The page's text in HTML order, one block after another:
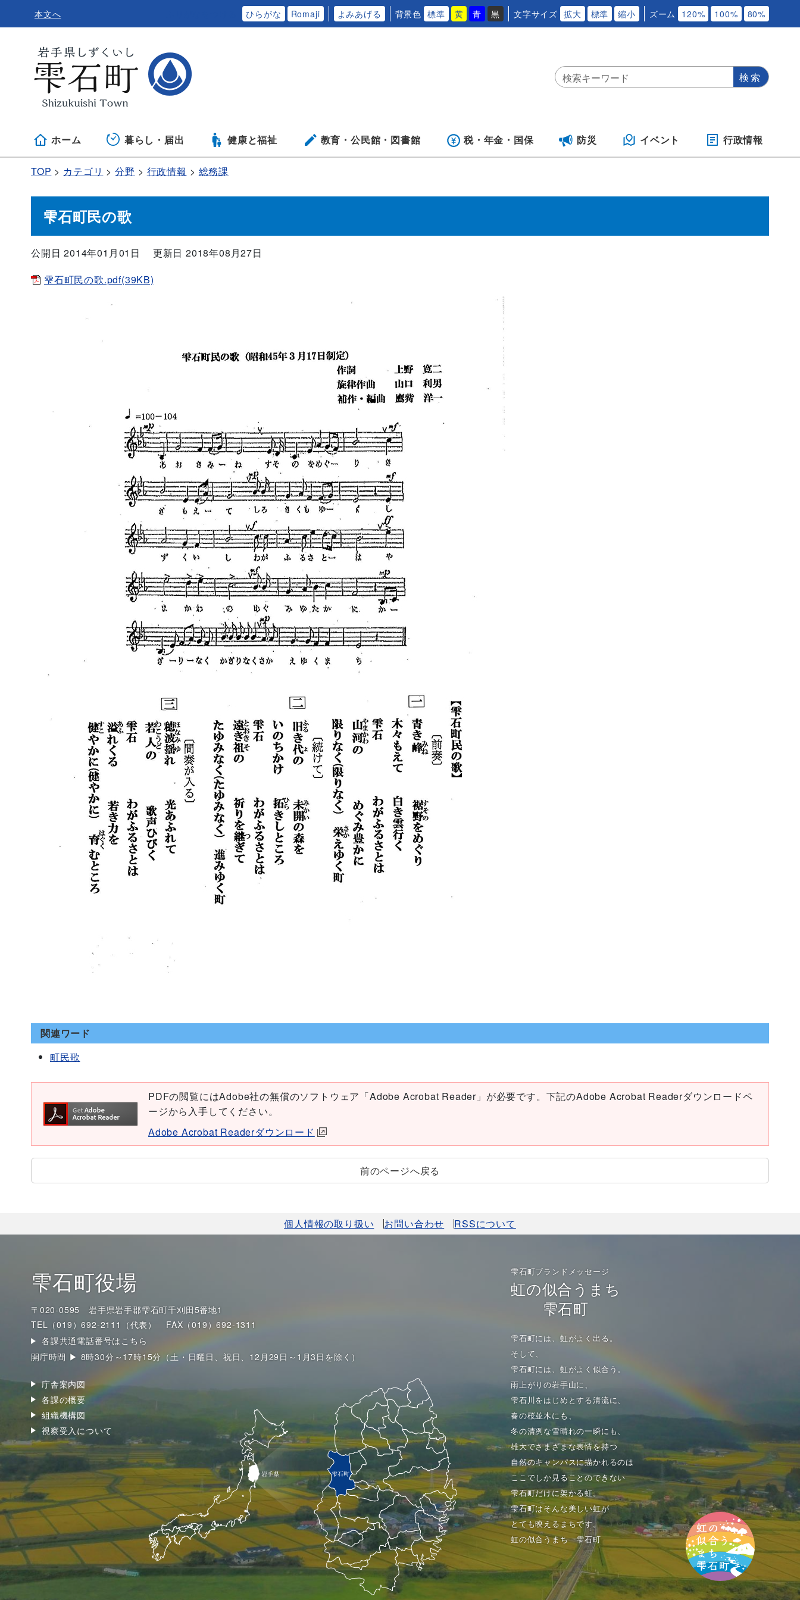
本文へ ひらがな Romaji よみあげる 背景色 標準 黄 青 黒 文字サイズ 拡大 標準 縮小 ズーム 120% 100% 80%
ホーム 暮らし・届出 健康と福祉 教育・公民館・ 図書館 税・年金・ 国保 防災 イベント 行政情報
TOP カテゴリ 分野 行政情報 総務課
雫石町民の歌
公開日 2014年01月01日
更新日 2018年08月27日
雫石町民の歌.pdf(39KB)
関連ワード
町民歌
PDFの閲覧にはAdobe社の無償のソフトウェア「Adobe Acrobat Reader」が必要です。下記のAdobe Acrobat Readerダウンロードペ
ージから入手してください。
Adobe Acrobat Readerダウンロード
前のページへ戻る
個人情報の取り扱い お問い合わせ RSSについて
雫石町役場
〒020-0595 岩手県岩手郡雫石町千刈田5番地1
TEL（019）692-2111（代表）
FAX（019）692-1311
各課共通電話番号はこちら
開庁時間 ▶ 8時30分～17時15分（土・日曜日、祝日、12月29日～1月3日を除く）
庁舎案内図
各課の概要
組織機構図
視察受入について
雫石町ブランドメッセージ
虹の似合うまち
雫石町
雫石町には、虹がよく出る。
そして、
雫石町には、虹がよく似合う。
雨上がりの岩手山に、
雫石川をはじめとする清流に、
春の桜並木にも、
冬の清冽な雪晴れの一瞬にも、
雄大でさまざまな表情を持つ
自然のキャンパスに描かれるのは
ここでしか見ることのできない
雫石町だけに架かる虹。
雫石町はそんな美しい虹が
とても映えるまちです。
虹の似合うまち 雫石町